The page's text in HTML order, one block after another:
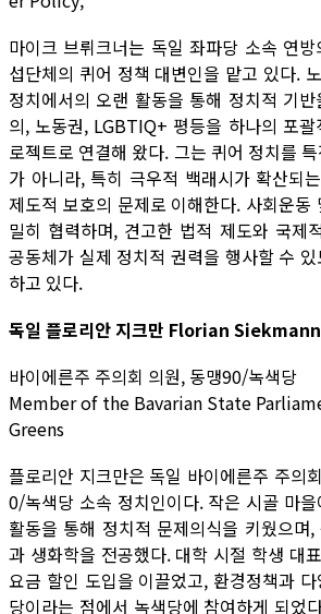
마이크 브뤼크너는 독일 좌파당 소속 연
섭단체의 퀴어 정책 대변인을 맡고 있다.
정치에서의 오랜 활동을 통해 정치적 기
의, 노동권, LGBTIQ+ 평등을 하나의 포
로젝트로 연결해 왔다. 그는 퀴어 정치를
가 아니라, 특히 극우적 백래시가 확산되
제도적 보호의 문제로 이해한다. 사회운동
밀히 협력하며, 견고한 법적 제도와 국제
공동체가 실제 정치적 권력을 행사할 수
하고 있다.
독일 플로리안 지크만 Florian Siekmann
바이에른주 주의회 의원, 동맹90/녹색당
Member of the Bavarian State
Greens
플로리안 지크만은 독일 바이에른주 주의
0/녹색당 소속 정치인이다. 작은 시골 마
활동을 통해 정치적 문제의식을 키웠으며
과 생화학을 전공했다. 대학 시절 학생 대
요금 할인 도입을 이끌었고, 환경정책과
당이라는 점에서 녹색당에 참여하게 되었